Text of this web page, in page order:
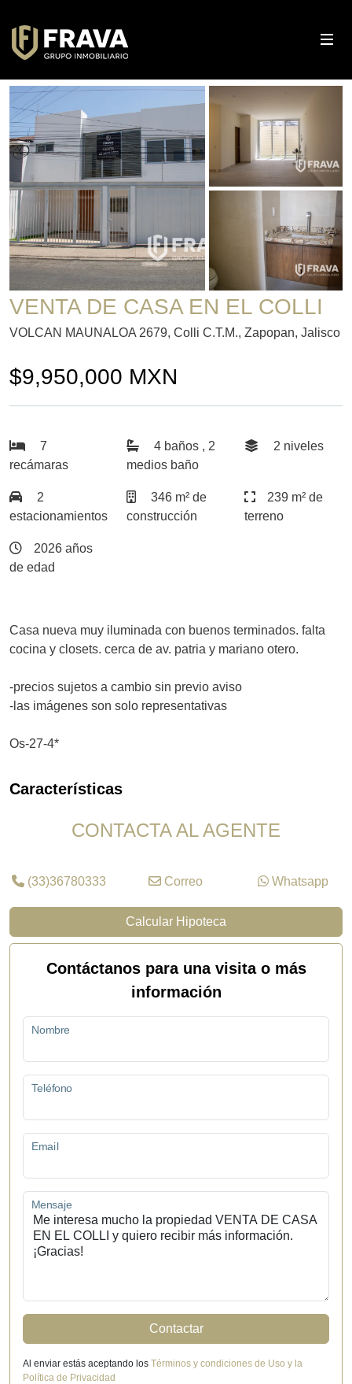
VENTA DE CASA EN EL COLLI
VOLCAN MAUNALOA 2679, Colli C.T.M., Zapopan, Jalisco
$9,950,000 MXN
7
recámaras
4 baños , 2
medios baño
2 niveles
2
estacionamientos
346 m² de
construcción
239 m² de
terreno
2026 años
de edad
Casa nueva muy iluminada con buenos terminados. falta
cocina y closets. cerca de av. patria y mariano otero.
-precios sujetos a cambio sin previo aviso
-las imágenes son solo representativas
Os-27-4*
Características
CONTACTA AL AGENTE
(33)36780333 Correo Whatsapp
Calcular Hipoteca
Contáctanos para una visita o más
información
Nombre
Teléfono
Email
Mensaje
Contactar
Al enviar estás aceptando los Términos y condiciones de Uso y la
Política de Privacidad